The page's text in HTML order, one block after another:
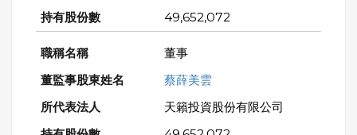
49,652,072
董事
蔡薛美雲
天籟投資股份有限公司